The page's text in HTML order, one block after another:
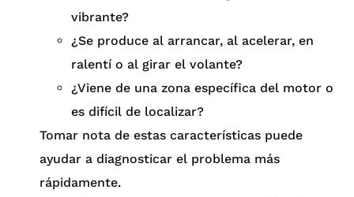
vibrante?
¿Se produce al arrancar, al acelerar, en
ralentí o al girar el volante?
¿Viene de una zona específica del motor o
es difícil de localizar?
Tomar nota de estas características puede
ayudar a diagnosticar el problema más
rápidamente.